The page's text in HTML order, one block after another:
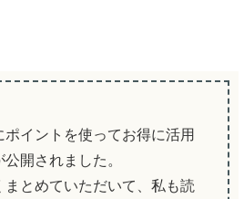
ポイントを使ってお得に活用
開されました。
まとめていただいて、私も読